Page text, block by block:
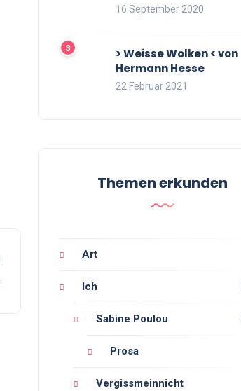
16 September 2020
> Weisse Wolken < von
Hermann Hesse
22 Februar 2021
Themen erkunden
Art
Ich
Sabine Poulou
Prosa
Vergissmeinnicht